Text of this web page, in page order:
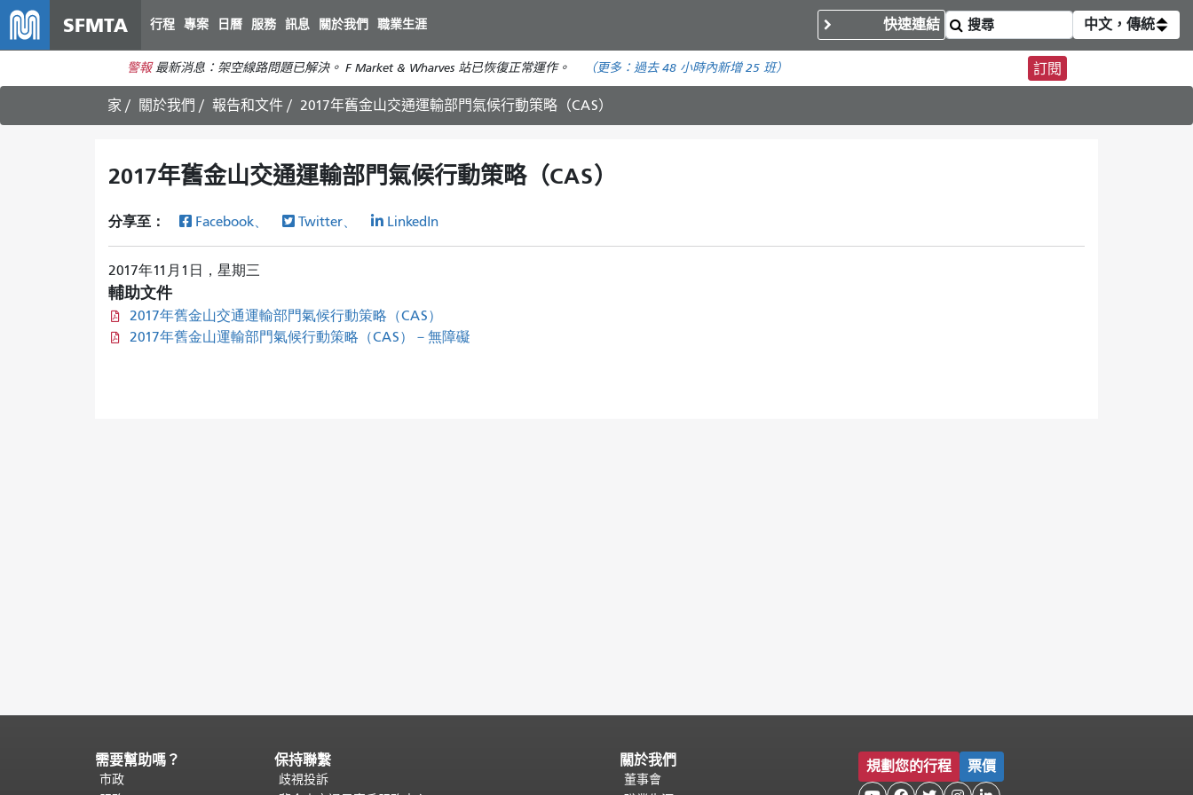
主
要
內
SFMTA 行程 專案 日曆 服務 訊息 關於我們 職業生涯 快速連結 中文，傳統
警報 最新消息：架空線路問題已解決。 F Market & Wharves 站已恢復正常運作。 （更多： 過去 48 小時內新增 25 班） 訂閱
家 關於我們 報告和文件 2017年舊金山交通運輸部門氣候行動策略（CAS）
2017年舊金山交通運輸部門氣候行動策略（CAS）
分享至： Facebook、 Twitter、 LinkedIn
2017年11月1日，星期三
輔助文件
2017年舊金山交通運輸部門氣候行動策略（CAS）
2017年舊金山運輸部門氣候行動策略（CAS）－無障礙
頁
面
需要幫助嗎？
市政
保持聯繫
歧視投訴
關於我們
董事會
規劃您的行程 票價